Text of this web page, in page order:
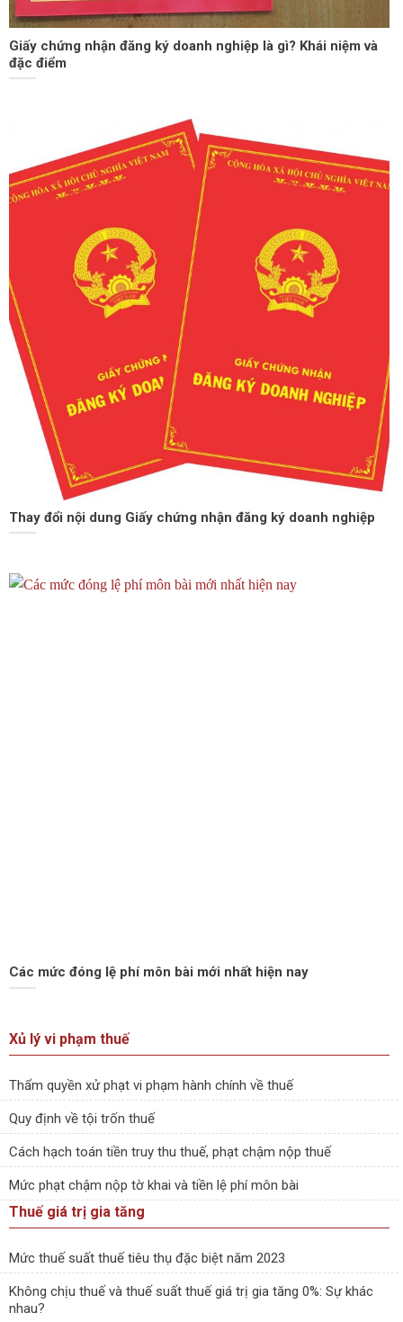
Giấy chứng nhận đăng ký doanh nghiệp là gì? Khái niệm và
đặc điểm
Thay đổi nội dung Giấy chứng nhận đăng ký doanh nghiệp
Các mức đóng lệ phí môn bài mới nhất hiện nay
Xủ lý vi phạm thuế
Thẩm quyền xử phạt vi phạm hành chính về thuế
Quy định về tội trốn thuế
Cách hạch toán tiền truy thu thuế, phạt chậm nộp thuế
Mức phạt chậm nộp tờ khai và tiền lệ phí môn bài
Thuế giá trị gia tăng
Mức thuế suất thuế tiêu thụ đặc biệt năm 2023
Không chịu thuế và thuế suất thuế giá trị gia tăng 0%: Sự khác
nhau?